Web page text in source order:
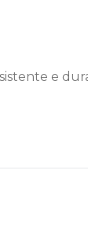
e